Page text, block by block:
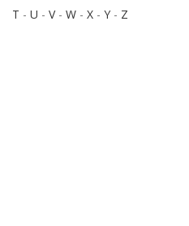
T - U - V- W - X - Y - Z